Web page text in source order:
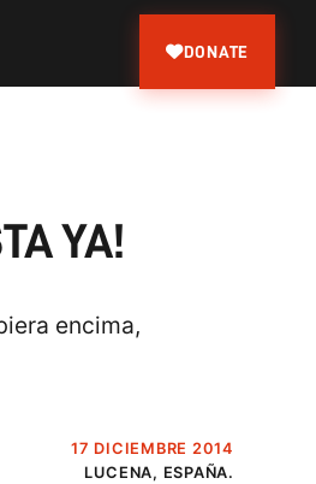
DONATE
YA!
encima,
17 DICIEMBRE 2014
LUCENA, ESPAÑA.